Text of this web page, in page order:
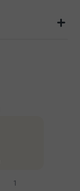
1